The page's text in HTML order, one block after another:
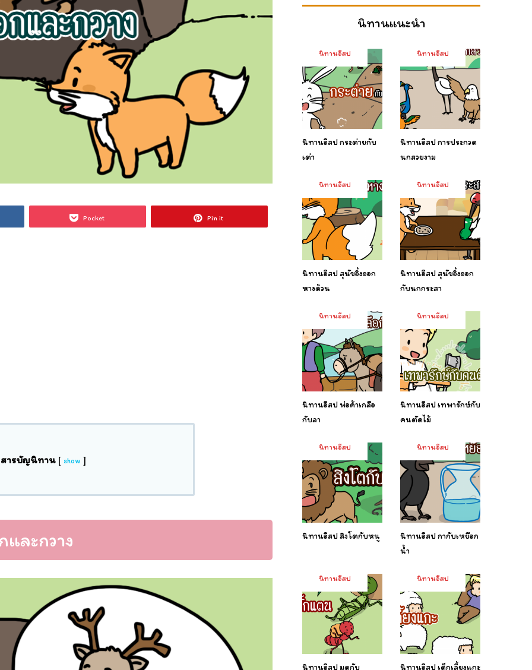
Pocket Pin it
สารบัญนิทาน [ show ]
ละกวาง
นิทานแนะนำ
นิทานอีสป
นิทานอีสป กระต่ายกับ
เต่า
นิทานอีสป
นิทานอีสป การประกวด
นกสวยงาม
นิทานอีสป
นิทานอีสป สุนัขจิ้งจอก
หางด้วน
นิทานอีสป
นิทานอีสป สุนัขจิ้งจอก
กับนกกระสา
นิทานอีสป
นิทานอีสป พ่อค้าเกลือ
กับลา
นิทานอีสป
นิทานอีสป เทพารักษ์กับ
คนตัดไม้
นิทานอีสป
นิทานอีสป สิงโตกับหนู
นิทานอีสป
นิทานอีสป กากับเหยือก
น้ำ
นิทานอีสป
นิทานอีสป มดกับ
นิทานอีสป
นิทานอีสป เด็กเลี้ยงแกะ